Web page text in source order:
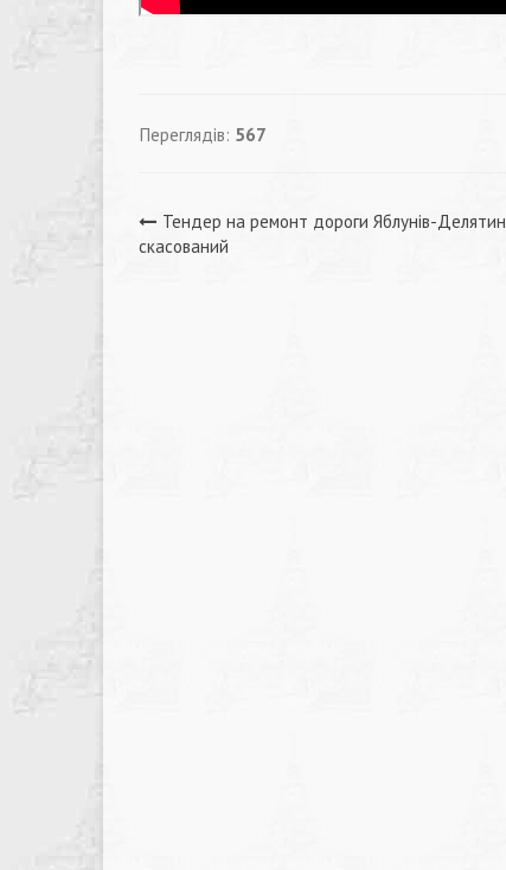
Переглядів: 567
Навігація
Тендер на ремонт дороги Яблунів-Делятин
скасований